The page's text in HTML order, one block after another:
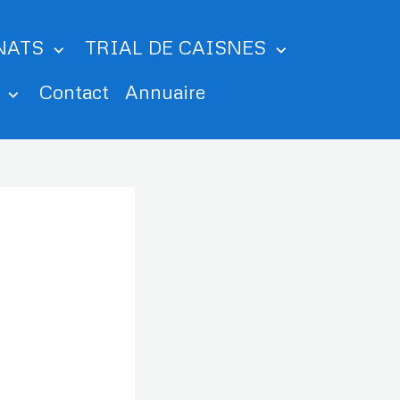
TRIAL DE CAISNES
Contact Annuaire